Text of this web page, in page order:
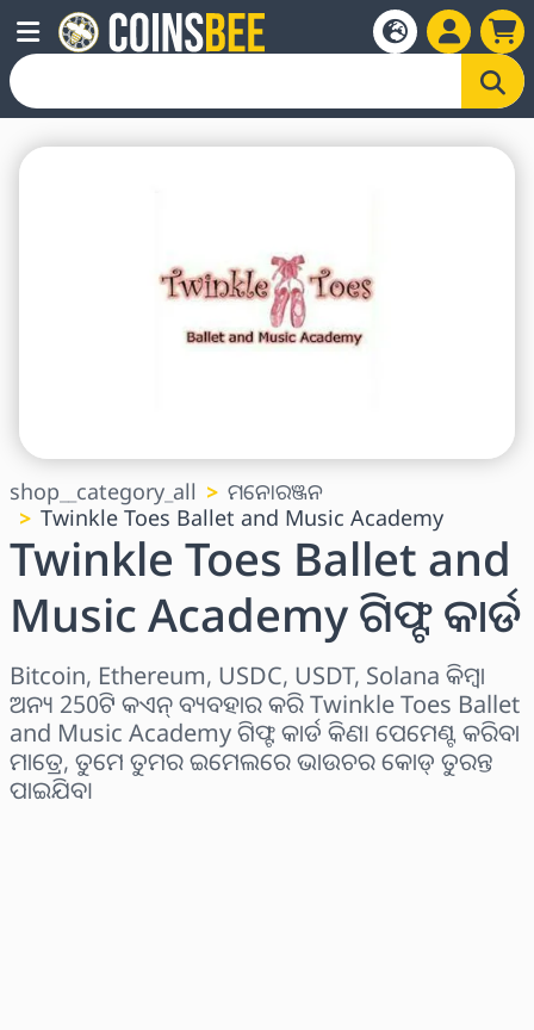
shop__category_all
ମନୋରଞ୍ଜନ
Twinkle Toes Ballet and Music Academy
Twinkle Toes Ballet and
Music Academy ଗିଫ୍ଟ କାର୍ଡ
Bitcoin, Ethereum, USDC, USDT, Solana କିମ୍ବା
ଅନ୍ୟ 250ଟି କଏନ୍ ବ୍ୟବହାର କରି Twinkle Toes Ballet
and Music Academy ଗିଫ୍ଟ କାର୍ଡ କିଣ। ପେମେଣ୍ଟ କରିବା
ମାତ୍ରେ, ତୁମେ ତୁମର ଇମେଲରେ ଭାଉଚର କୋଡ୍ ତୁରନ୍ତ
ପାଇଯିବ।